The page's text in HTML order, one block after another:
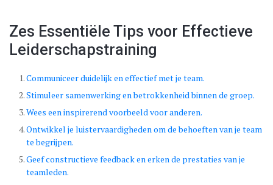
Zes Essentiële Tips voor Effectieve
Leiderschapstraining
Communiceer duidelijk en effectief met je team.
Stimuleer samenwerking en betrokkenheid binnen de groep.
Wees een inspirerend voorbeeld voor anderen.
Ontwikkel je luistervaardigheden om de behoeften van je team
te begrijpen.
Geef constructieve feedback en erken de prestaties van je
teamleden.